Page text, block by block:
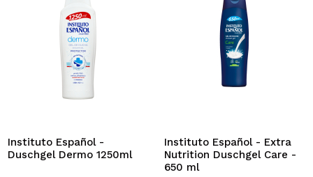
Instituto Español -
Duschgel Dermo 1250ml
Instituto Español - Extra
Nutrition Duschgel Care -
650 ml